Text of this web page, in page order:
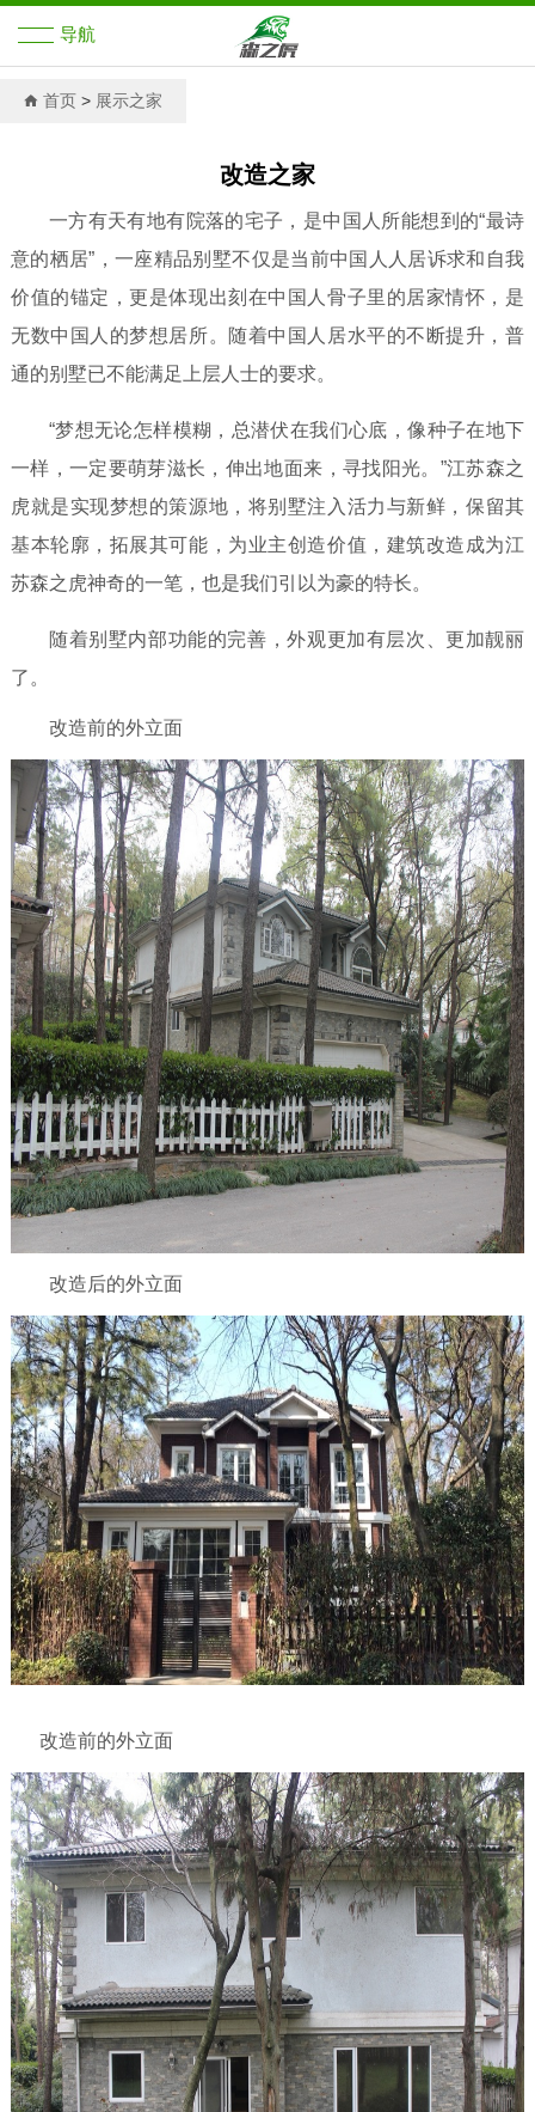
导航
首页 > 展示之家
改造之家
一方有天有地有院落的宅子，是中国人所能想到的“最诗
意的栖居” ，一座精品别墅不仅是当前中国人人居诉求和自我
价值的锚定，更是体现出刻在中国人骨子里的居家情怀，是
无数中国人的梦想居所。随着中国人居水平的不断提升，普
通的别墅已不能满足上层人士的要求。
“梦想无论怎样模糊，总潜伏在我们心底，像种子在地下
一样，一定要萌芽滋长，伸出地面来，寻找阳光。 ”江苏森之
虎就是实现梦想的策源地， 将别墅注入活力与新鲜 ，保留其
基本轮廓，拓展其可能，为业主创造价值，建筑改造成为江
苏森之虎神奇的一笔，也是我们引以为豪的特长。
随着别墅内部功能的完善，外观更加有层次、更加靓丽
了。
改造前的外立面
改造后的外立面
改造前的外立面
首页
木屋解决方案
木屋案例
新闻中心
关于森之虎
木屋资料